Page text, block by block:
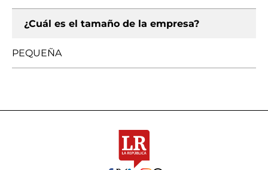
¿Cuál es el tamaño de la empresa?
PEQUEÑA